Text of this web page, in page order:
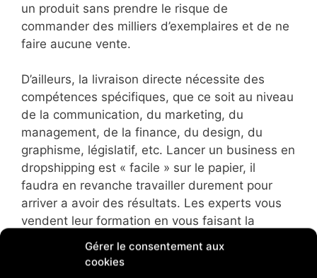
Gérer le consentement aux
cookies
un produit sans prendre le risque de
commander des milliers d’exemplaires et de ne
faire aucune vente.
D’ailleurs, la livraison directe nécessite des
compétences spécifiques, que ce soit au niveau
de la communication, du marketing, du
management, de la finance, du design, du
graphisme, législatif, etc. Lancer un business en
dropshipping est « facile » sur le papier, il
faudra en revanche travailler durement pour
arriver a avoir des résultats. Les experts vous
vendent leur formation en vous faisant la
promesse qu’une fois terminée, vous serez
prêts et que vous allez devenir millionnaire